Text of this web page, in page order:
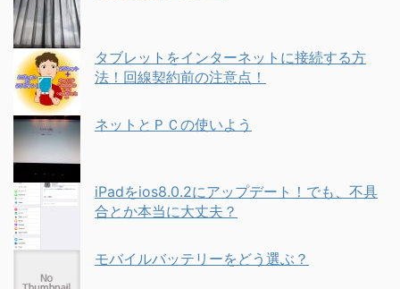
タブレットをインターネットに接続する方
法！回線契約前の注意点！
ネットとＰＣの使いよう
iPadをios8.0.2にアップデート！でも、不具
合とか本当に大丈夫？
モバイルバッテリーをどう選ぶ？